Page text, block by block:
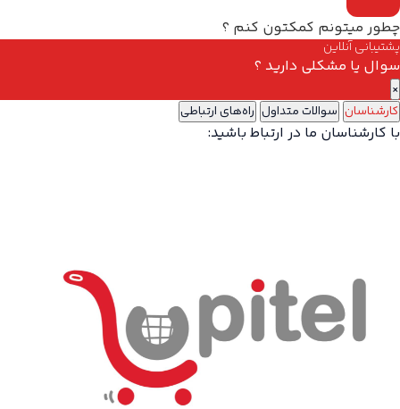
چطور میتونم کمکتون کنم ؟
پشتیبانی آنلاین
سوال یا مشکلی دارید ؟
×
کارشناسان سوالات متداول راه‌های ارتباطی
با کارشناسان ما در ارتباط باشید: